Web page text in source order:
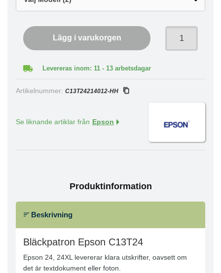
Lägg i varukorgen
Levereras inom: 11 - 13 arbetsdagar
Artikelnummer: C13T24214012-HH
Se liknande artiklar från Epson
Produktinformation
Beskrivning
Bläckpatron Epson C13T24
Epson 24, 24XL levererar klara utskrifter, oavsett om
det är textdokument eller foton.